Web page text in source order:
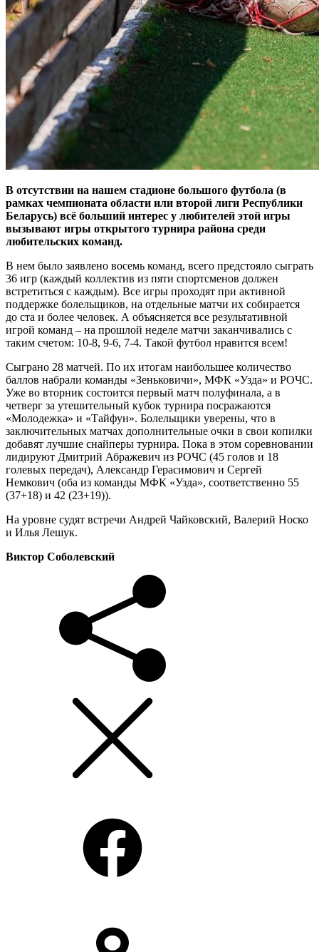
В отсутствии на нашем стадионе большого футбола (в
рамках чемпионата области или второй лиги Республики
Беларусь) всё больший интерес у любителей этой игры
вызывают игры открытого турнира района среди
любительских команд.
В нем было заявлено восемь команд, всего предстояло сыграть
36 игр (каждый коллектив из пяти спортсменов должен
встретиться с каждым). Все игры проходят при активной
поддержке болельщиков, на отдельные матчи их собирается
до ста и более человек. А объясняется все результативной
игрой команд – на прошлой неделе матчи заканчивались с
таким счетом: 10-8, 9-6, 7-4. Такой футбол нравится всем!
Сыграно 28 матчей. По их итогам наибольшее количество
баллов набрали команды «Зеньковичи», МФК «Узда» и РОЧС.
Уже во вторник состоится первый матч полуфинала, а в
четверг за утешительный кубок турнира посражаются
«Молодежка» и «Тайфун». Болельщики уверены, что в
заключительных матчах дополнительные очки в свои копилки
добавят лучшие снайперы турнира. Пока в этом соревновании
лидируют Дмитрий Абражевич из РОЧС (45 голов и 18
голевых передач), Александр Герасимович и Сергей
Немкович (оба из команды МФК «Узда», соответственно 55
(37+18) и 42 (23+19)).
На уровне судят встречи Андрей Чайковский, Валерий Носко
и Илья Лешук.
Виктор Соболевский